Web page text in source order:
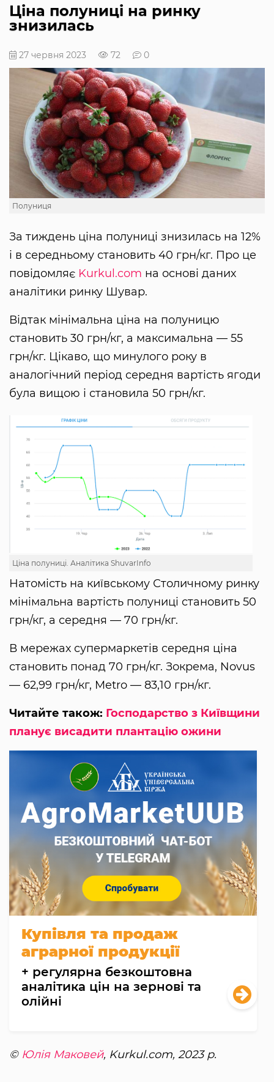
Ціна полуниці на ринку
знизилась
27 червня 2023 72 0
Полуниця
За тиждень ціна полуниці знизилась на 12%
і в середньому становить 40 грн/кг. Про це
повідомляє Kurkul.com на основі даних
аналітики ринку Шувар.
Відтак мінімальна ціна на полуницю
становить 30 грн/кг, а максимальна — 55
грн/кг. Цікаво, що минулого року в
аналогічний період середня вартість ягоди
була вищою і становила 50 грн/кг.
Ціна полуниці. Аналітика ShuvarInfo
Натомість на київському Столичному ринку
мінімальна вартість полуниці становить 50
грн/кг, а середня — 70 грн/кг.
В мережах супермаркетів середня ціна
становить понад 70 грн/кг. Зокрема, Novus
— 62,99 грн/кг, Metro — 83,10 грн/кг.
Читайте також: Господарство з Київщини
планує висадити плантацію ожини
Купівля та продаж
аграрної продукції
+ регулярна безкоштовна
аналітика цін на зернові та
олійні
© Юлія Маковей, Kurkul.com, 2023 р.